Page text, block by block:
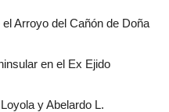
Arroyo del Cañón de Doña
en el Ex Ejido
y Abelardo L.